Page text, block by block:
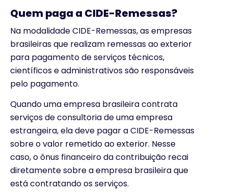
Quem paga a CIDE-Remessas?
Na modalidade CIDE-Remessas, as empresas
brasileiras que realizam remessas ao exterior
para pagamento de serviços técnicos,
científicos e administrativos são responsáveis
pelo pagamento.
Quando uma empresa brasileira contrata
serviços de consultoria de uma empresa
estrangeira, ela deve pagar a CIDE-Remessas
sobre o valor remetido ao exterior. Nesse
caso, o ônus financeiro da contribuição recai
diretamente sobre a empresa brasileira que
está contratando os serviços.